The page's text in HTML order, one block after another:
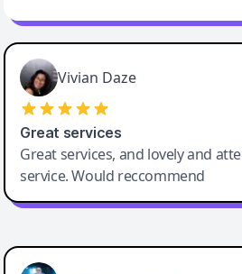
Vivian Daze
Great services
Great services, and lovely and
service. Would reccommend
Cody Crabb